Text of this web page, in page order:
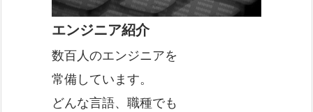
エンジニア紹介
数百人のエンジニアを
常備しています。
どんな言語、職種でも